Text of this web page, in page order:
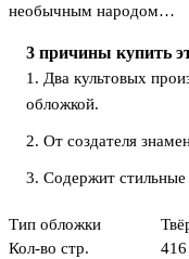
необычным народом…
3 причины купить
1. Два культовых
обложкой.
2. От создателя
3. Содержит
Тип обложки
Кол-во стр.
416